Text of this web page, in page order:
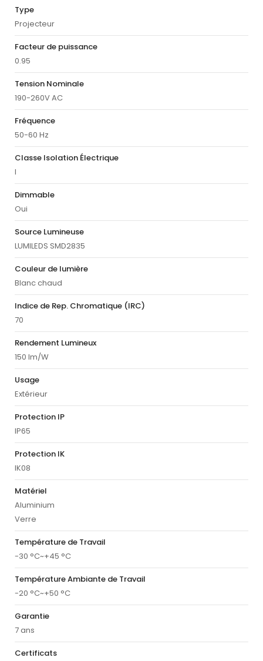
Type
Projecteur
Facteur de puissance
0.95
Tension Nominale
190-260V AC
Fréquence
50-60 Hz
Classe Isolation Électrique
I
Dimmable
Oui
Source Lumineuse
LUMILEDS SMD2835
Couleur de lumière
Blanc chaud
Indice de Rep. Chromatique (IRC)
70
Rendement Lumineux
150 lm/W
Usage
Extérieur
Protection IP
IP65
Protection IK
IK08
Matériel
Aluminium
Verre
Température de Travail
-30 °C~+45 °C
Température Ambiante de Travail
-20 °C~+50 °C
Garantie
7 ans
Certificats